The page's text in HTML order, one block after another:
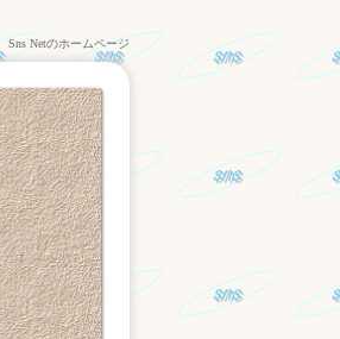
Sns Netのホームページ